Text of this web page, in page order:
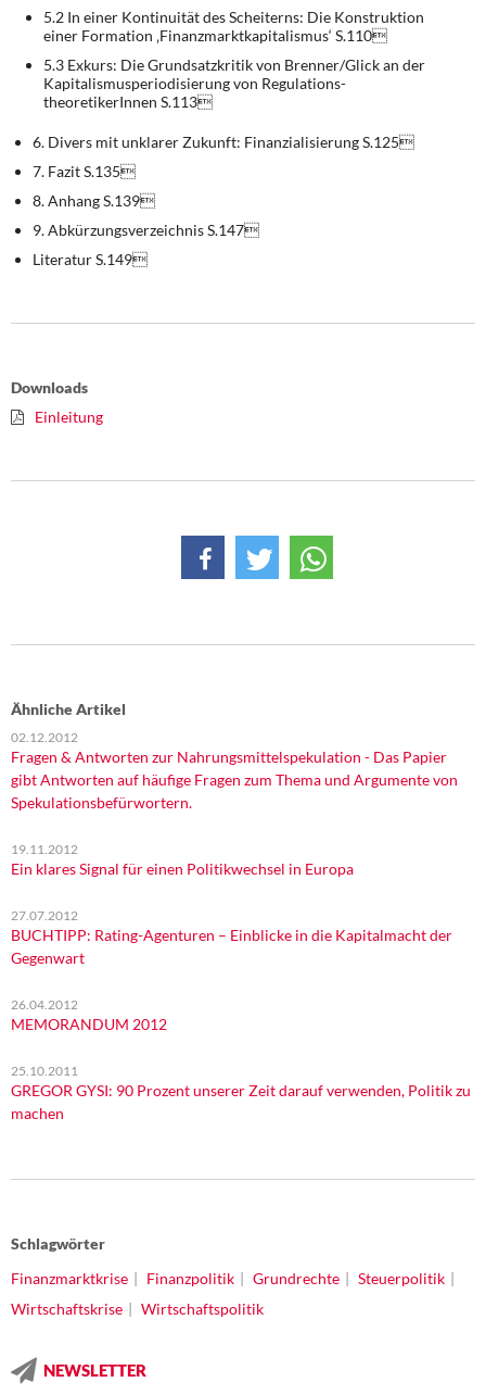
5.2 In einer Kontinuität des Scheiterns: Die Konstruktion
einer Formation ‚Finanzmarktkapitalismus‘ S.110
5.3 Exkurs: Die Grundsatzkritik von Brenner/Glick an der
Kapitalismusperiodisierung von Regulations-
theoretikerInnen S.113
6. Divers mit unklarer Zukunft: Finanzialisierung S.125
7. Fazit S.135
8. Anhang S.139
9. Abkürzungsverzeichnis S.147
Literatur S.149
Downloads
Einleitung
Ähnliche Artikel
02.12.2012
Fragen & Antworten zur Nahrungsmittelspekulation - Das Papier
gibt Antworten auf häufige Fragen zum Thema und Argumente von
Spekulationsbefürwortern.
19.11.2012
Ein klares Signal für einen Politikwechsel in Europa
27.07.2012
BUCHTIPP: Rating-Agenturen – Einblicke in die Kapitalmacht der
Gegenwart
26.04.2012
MEMORANDUM 2012
25.10.2011
GREGOR GYSI: 90 Prozent unserer Zeit darauf verwenden, Politik zu
machen
Schlagwörter
Finanzmarktkrise
Finanzpolitik Grundrechte
Steuerpolitik
Wirtschaftskrise
Wirtschaftspolitik
NEWSLETTER